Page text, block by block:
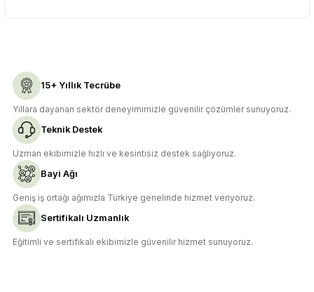
15+ Yıllık Tecrübe
Yıllara dayanan sektör deneyimimizle güvenilir çözümler sunuyoruz.
Teknik Destek
Uzman ekibimizle hızlı ve kesintisiz destek sağlıyoruz.
Bayi Ağı
Geniş iş ortağı ağımızla Türkiye genelinde hizmet veriyoruz.
Sertifikalı Uzmanlık
Eğitimli ve sertifikalı ekibimizle güvenilir hizmet sunuyoruz.